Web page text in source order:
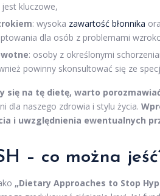
kluczowe,
: wysoka zawartość błonnika
dla osób z problemami
: osoby z określonymi
powinny skonsultować się ze
się na tę dietę, warto
dla naszego zdrowia i stylu życia.
i uwzględnienia ewentualnych
– co można
„Dietary Approaches to Stop